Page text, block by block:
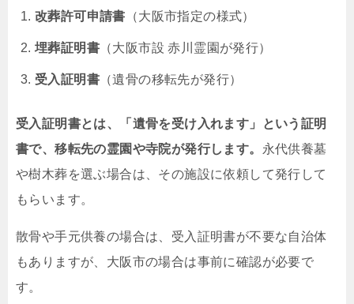
改葬許可申請書 （大阪市指定の様式）
埋葬証明書 （大阪市設 赤川霊園が発行）
受入証明書 （遺骨の移転先が発行）
受入証明書とは、「遺骨を受け入れます」という証明
書で、移転先の霊園や寺院が発行します。 永代供養墓
や樹木葬を選ぶ場合は、その施設に依頼して発行して
もらいます。
散骨や手元供養の場合は、受入証明書が不要な自治体
もありますが、大阪市の場合は事前に確認が必要で
す。